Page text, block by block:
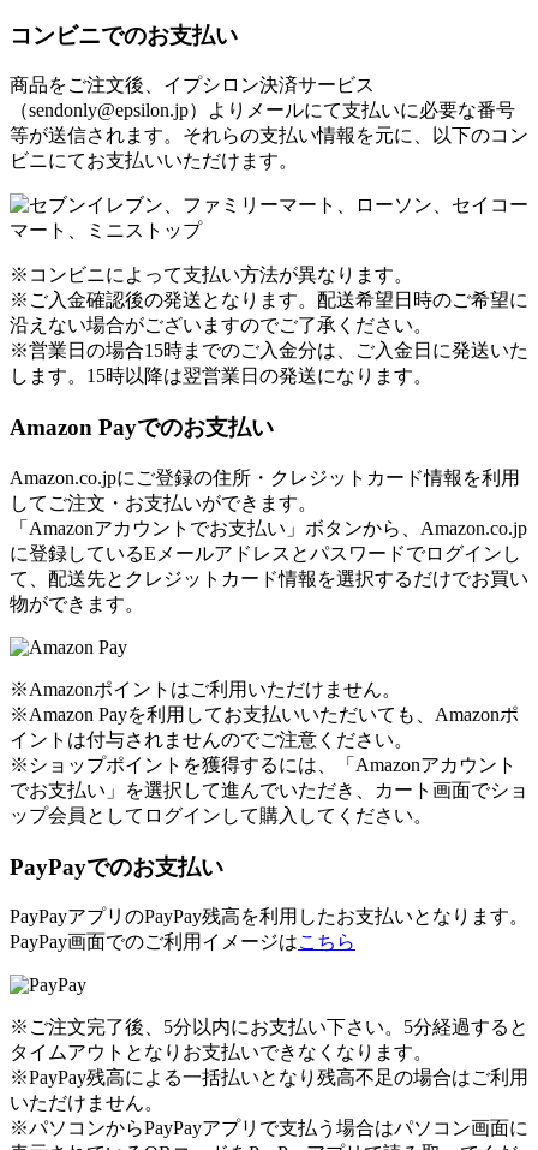
コンビニでのお支払い
商品をご注文後、イプシロン決済サービス
（sendonly@epsilon.jp）よりメールにて支払いに必要な番号
等が送信されます。それらの支払い情報を元に、以下のコン
ビニにてお支払いいただけます。
※コンビニによって支払い方法が異なります。
※ご入金確認後の発送となります。配送希望日時のご希望に
沿えない場合がございますのでご了承ください。
※営業日の場合15時までのご入金分は、ご入金日に発送いた
します。15時以降は翌営業日の発送になります。
Amazon Payでのお支払い
Amazon.co.jpにご登録の住所・クレジットカード情報を利用
してご注文・お支払いができます。
「Amazonアカウントでお支払い」ボタンから、Amazon.co.jp
に登録しているEメールアドレスとパスワードでログインし
て、配送先とクレジットカード情報を選択するだけでお買い
物ができます。
※Amazonポイントはご利用いただけません。
※Amazon Payを利用してお支払いいただいても、Amazonポ
イントは付与されませんのでご注意ください。
※ショップポイントを獲得するには、「Amazonアカウント
でお支払い」を選択して進んでいただき、カート画面でショ
ップ会員としてログインして購入してください。
PayPayでのお支払い
PayPayアプリのPayPay残高を利用したお支払いとなります。
PayPay画面でのご利用イメージはこちら
※ご注文完了後、5分以内にお支払い下さい。5分経過すると
タイムアウトとなりお支払いできなくなります。
※PayPay残高による一括払いとなり残高不足の場合はご利用
いただけません。
※パソコンからPayPayアプリで支払う場合はパソコン画面に